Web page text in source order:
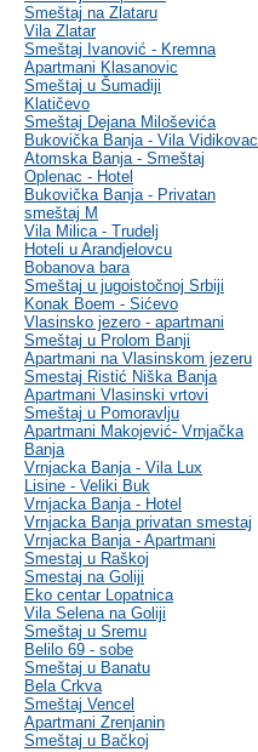
Smeštaj na Zlataru
Vila Zlatar
Smeštaj Ivanović - Kremna
Apartmani Klasanovic
Smeštaj u Šumadiji
Klatičevo
Smeštaj Dejana Miloševića
Bukovička Banja - Vila Vidikovac
Atomska Banja - Smeštaj
Oplenac - Hotel
Bukovička Banja - Privatan
smeštaj M
Vila Milica - Trudelj
Hoteli u Arandjelovcu
Bobanova bara
Smeštaj u jugoistočnoj Srbiji
Konak Boem - Sićevo
Vlasinsko jezero - apartmani
Smeštaj u Prolom Banji
Apartmani na Vlasinskom jezeru
Smestaj Ristić Niška Banja
Apartmani Vlasinski vrtovi
Smeštaj u Pomoravlju
Apartmani Makojević- Vrnjačka
Banja
Vrnjacka Banja - Vila Lux
Lisine - Veliki Buk
Vrnjacka Banja - Hotel
Vrnjacka Banja privatan smestaj
Vrnjacka Banja - Apartmani
Smestaj u Raškoj
Smestaj na Goliji
Eko centar Lopatnica
Vila Selena na Goliji
Smeštaj u Sremu
Belilo 69 - sobe
Smeštaj u Banatu
Bela Crkva
Smeštaj Vencel
Apartmani Zrenjanin
Smeštaj u Bačkoj